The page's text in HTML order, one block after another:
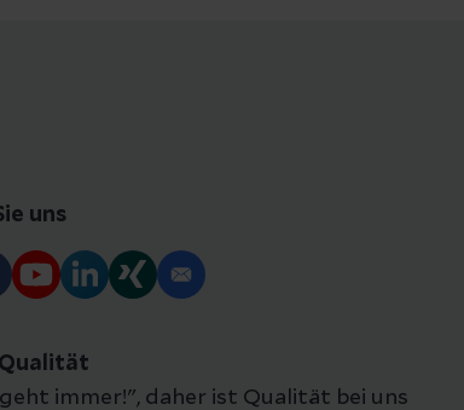
uns
immer!", daher ist Qualität bei uns